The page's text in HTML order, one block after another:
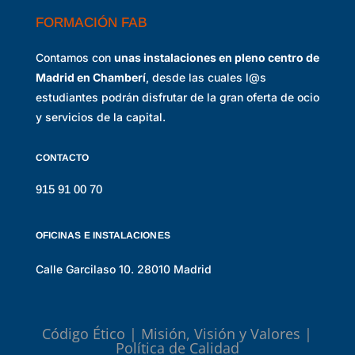
FORMACIÓN FAB
Contamos con unas instalaciones en pleno centro de
Madrid en Chamberí, desde las cuales l@s
estudiantes podrán disfrutar de la gran oferta de ocio
y servicios de la capital.
CONTACTO
915 91 00 70
OFICINAS E INSTALACIONES
Calle Garcilaso 10. 28010 Madrid
Código Ético | Misión, Visión y Valores |
Política de Calidad